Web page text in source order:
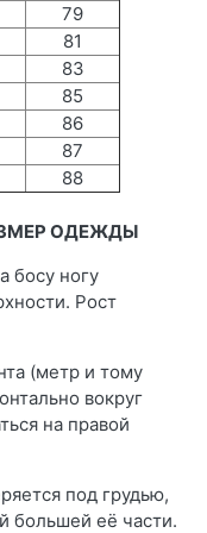
79
81
83
85
86
87
88
ОДЕЖДЫ
босу ногу
Рост
(метр и тому
вокруг
на правой
под грудью,
большей её части.